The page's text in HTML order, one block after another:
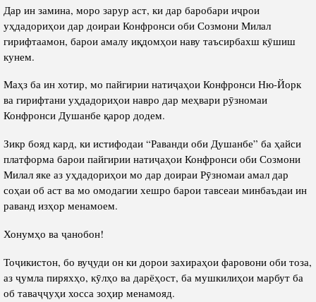
Дар ин замина, моро зарур аст, ки дар баробари иҷрои
уҳдадориҳои дар доираи Конфронси оби Созмони Милал
гирифтаамон, барои амалу иқдомҳои наву таъсирбахш кӯшиш
кунем.
Маҳз ба ин хотир, мо пайгирии натиҷаҳои Конфронси Ню-Йорк
ва гирифтани уҳдадориҳои навро дар меҳвари рӯзномаи
Конфронси Душанбе қарор додем.
Зикр бояд кард, ки истифодаи “Раванди оби Душанбе” ба ҳайси
платформа барои пайгирии натиҷаҳои Конфронси оби Созмони
Милал яке аз уҳдадориҳои мо дар доираи Рӯзномаи амал дар
соҳаи об аст ва мо омодагии хешро барои тавсеаи минбаъдаи ин
раванд изҳор менамоем.
Хонумҳо ва ҷанобон!
Тоҷикистон, бо вуҷуди он ки дорои захираҳои фаровони оби тоза,
аз ҷумла пиряхҳо, кӯлҳо ва дарёҳост, ба мушкилиҳои марбут ба
об таваҷҷуҳи хосса зоҳир менамояд.